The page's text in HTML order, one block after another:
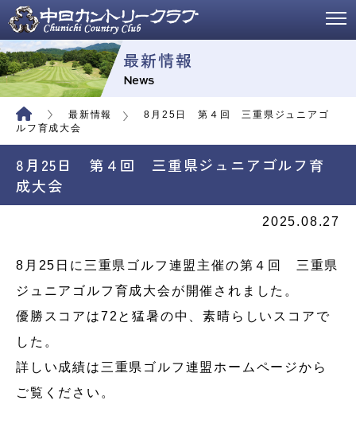
最新情報
News
最新情報
8月25日 第４回 三重県ジュニアゴ
ルフ育成大会
8月25日 第４回 三重県ジュニアゴルフ育
成大会
2025.08.27
8月25日に三重県ゴルフ連盟主催の第４回 三重県
ジュニアゴルフ育成大会が開催されました。
優勝スコアは72と猛暑の中、素晴らしいスコアで
した。
詳しい成績は三重県ゴルフ連盟ホームページから
ご覧ください。